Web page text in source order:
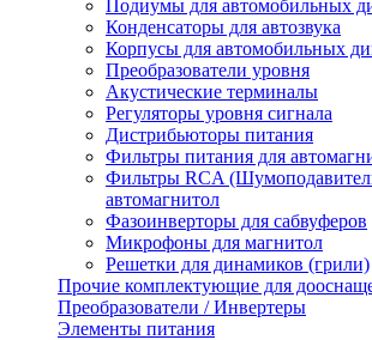
Подиумы для автомобильных
Конденсаторы для автозвука
Корпусы для автомобильных
Преобразователи уровня
Акустические терминалы
Регуляторы уровня сигнала
Дистрибьюторы питания
Фильтры питания для
Фильтры RCA
автомагнитол
Фазоинверторы для сабвуферов
Микрофоны для магнитол
Решетки для динамиков (грили)
Прочие комплектующие для
Преобразователи / Инвертеры
Элементы питания